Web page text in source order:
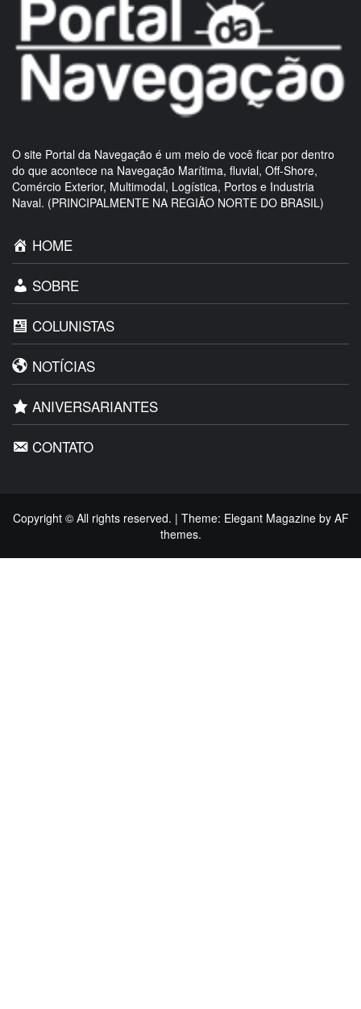
O site Portal da Navegação é um meio de você ficar por dentro
do que acontece na Navegação Marítima, fluvial, Off-Shore,
Comércio Exterior, Multimodal, Logística, Portos e Industria
Naval. (PRINCIPALMENTE NA REGIÃO NORTE DO BRASIL)
HOME
SOBRE
COLUNISTAS
NOTÍCIAS
ANIVERSARIANTES
CONTATO
Copyright © All rights reserved. | Theme: Elegant Magazineby AF
themes.